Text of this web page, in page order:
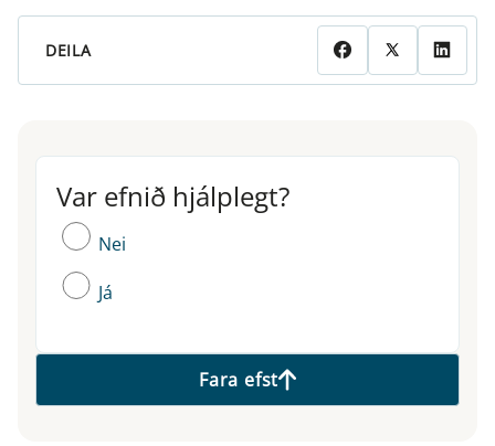
DEILA
Var efnið hjálplegt?
Var efnið hjálplegt?
Nei
Já
Fara efst